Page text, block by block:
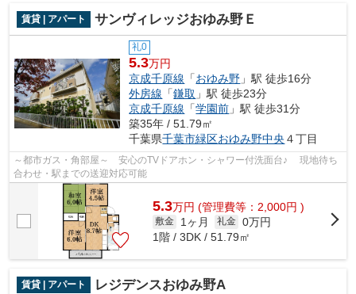
賃貸 | アパート サンヴィレッジおゆみ野Ｅ
礼0
5.3万円
京成千原線 「おゆみ野 」駅 徒歩16分
外房線 「鎌取 」駅 徒歩23分
京成千原線 「学園前 」駅 徒歩31分
築35年 / 51.79㎡
千葉県千葉市緑区おゆみ野中央 ４丁目
～都市ガス・角部屋～ 安心のTVドアホン・シャワー付洗面台♪ 現地待ち
合わせ・駅までの送迎対応可能
5.3万円 (管理費等：2,000円 )
敷金 1ヶ月 礼金 0万円
1階 / 3DK / 51.79㎡
賃貸 | アパート レジデンスおゆみ野A